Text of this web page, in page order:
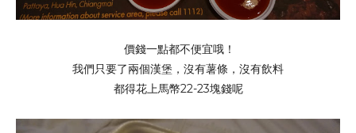
價錢一點都不便宜哦！
我們只要了兩個漢堡，沒有薯條，沒有飲料
都得花上馬幣22-23塊錢呢